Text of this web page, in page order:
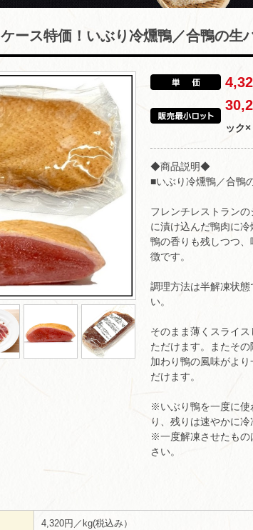
ケース特価！いぶり冷燻鴨／合鴨の生
ック×
◆商品説明◆
■いぶり冷燻鴨／合鴨
フレンチレストラン
に漬け込んだ鴨肉に
鴨の香りも残しつつ
徴です。
調理方法は半解凍状
い。
そのまま薄くスライ
ただけます。またそ
加わり鴨の風味がよ
だけます。
※いぶり鴨を一度に使
り、残りは速やかに冷
※一度解凍させたもの
さい。
4,320円／kg(税込み）